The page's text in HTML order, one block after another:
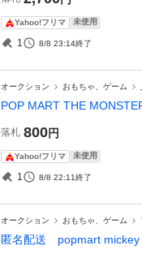
Yahoo!フリマ 未使用
1 8/8 23:14終了
オークション おもちゃ、ゲーム
POP MART THE
落札 800円
Yahoo!フリマ 未使用
1 8/8 22:11終了
オークション おもちゃ、ゲーム
匿名配送 popmart